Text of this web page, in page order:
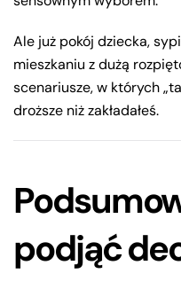
Ale już pokój dziecka,
mieszkaniu z dużą
scenariusze, w których
droższe niż zakładałeś.
podjąć